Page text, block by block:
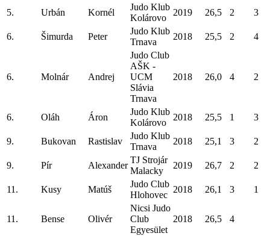
5. Urbán Kornél
Judo Klub
Kolárovo
2019 26,5 2 3
6. Šimurda Peter
Judo Klub
Trnava
2018 25,5 2 4
6. Molnár Andrej
Judo Club
AŠK -
UCM
Slávia
Trnava
2018 26,0 4 2
6. Oláh Áron
Judo Klub
Kolárovo
2018 25,5 1 3
9. Bukovan Rastislav
Judo Klub
Trnava
2018 25,1 3 2
9. Pír Alexander
TJ Strojár
Malacky
2019 26,7 2 2
11. Kusy Matúš
Judo Club
Hlohovec
2018 26,1 3 1
11. Bense Olivér
Nicsi Judo
Club
Egyesület
2018 26,5 4